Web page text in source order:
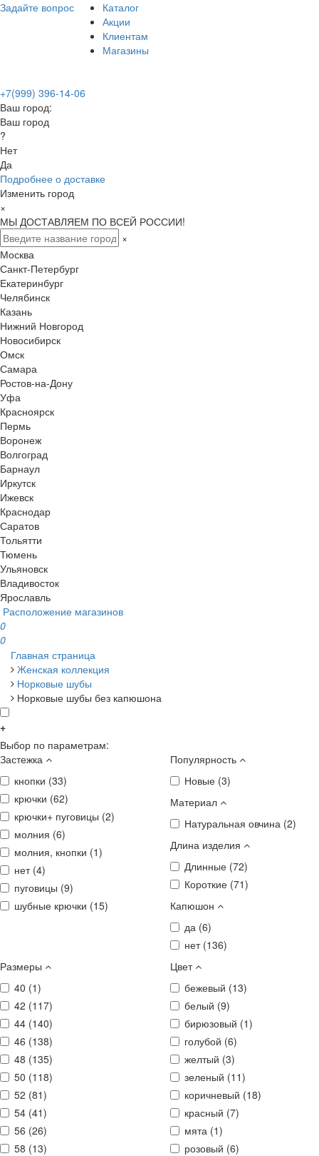
Задайте вопрос
Каталог
Акции
Клиентам
Магазины
+7(999) 396-14-06
Ваш город:
Ваш город
?
Нет
Да
Подробнее о доставке
Изменить город
×
МЫ ДОСТАВЛЯЕМ ПО ВСЕЙ РОССИИ!
×
Москва
Санкт-Петербург
Екатеринбург
Челябинск
Казань
Нижний Новгород
Новосибирск
Омск
Самара
Ростов-на-Дону
Уфа
Красноярск
Пермь
Воронеж
Волгоград
Барнаул
Иркутск
Ижевск
Краснодар
Саратов
Тольятти
Тюмень
Ульяновск
Владивосток
Ярославль
Расположение магазинов
0
0
Главная страница
Женская коллекция
Норковые шубы
Норковые шубы без капюшона
+
Выбор по параметрам:
Застежка
кнопки (33)
крючки (62)
крючки+ пуговицы (2)
молния (6)
молния, кнопки (1)
нет (4)
пуговицы (9)
шубные крючки (15)
Популярность
Новые (3)
Материал
Натуральная овчина (2)
Длина изделия
Длинные (72)
Короткие (71)
Капюшон
да (6)
нет (136)
Размеры
40 (1)
42 (117)
44 (140)
46 (138)
48 (135)
50 (118)
52 (81)
54 (41)
56 (26)
58 (13)
Цвет
бежевый (13)
белый (9)
бирюзовый (1)
голубой (6)
желтый (3)
зеленый (11)
коричневый (18)
красный (7)
мята (1)
розовый (6)